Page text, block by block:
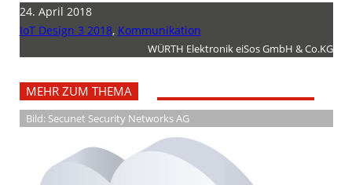
24. April 2018
IoT Design 3 2018, Kommunikation
WÜRTH Elektronik eiSos GmbH & Co.KG
MEHR ZUM THEMA
Bild: Secunet Security Networks AG